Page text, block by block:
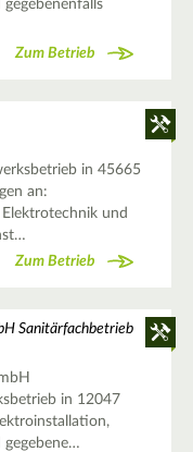
Zum Betrieb
in 45665
an:
und
Zum Betrieb
Sanitärfachbetrieb
in 12047
gegebene…